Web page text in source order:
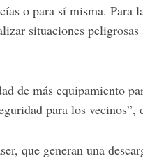
o para sí misma. Para
situaciones
de más equipamiento
para los
que generan una